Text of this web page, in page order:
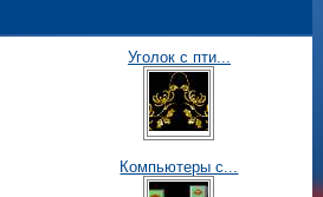
Уголок с пти...
Компьютеры с...